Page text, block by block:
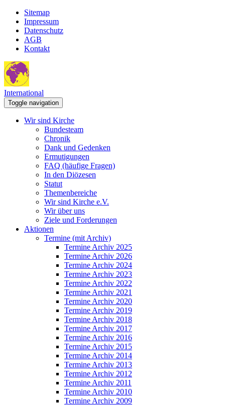
Sitemap
Impressum
Datenschutz
AGB
Kontakt
International
Toggle navigation
Wir sind Kirche
Bundesteam
Chronik
Dank und Gedenken
Ermutigungen
FAQ (häufige Fragen)
In den Diözesen
Statut
Themenbereiche
Wir sind Kirche e.V.
Wir über uns
Ziele und Forderungen
Aktionen
Termine (mit Archiv)
Termine Archiv 2025
Termine Archiv 2026
Termine Archiv 2024
Termine Archiv 2023
Termine Archiv 2022
Termine Archiv 2021
Termine Archiv 2020
Termine Archiv 2019
Termine Archiv 2018
Termine Archiv 2017
Termine Archiv 2016
Termine Archiv 2015
Termine Archiv 2014
Termine Archiv 2013
Termine Archiv 2012
Termine Archiv 2011
Termine Archiv 2010
Termine Archiv 2009